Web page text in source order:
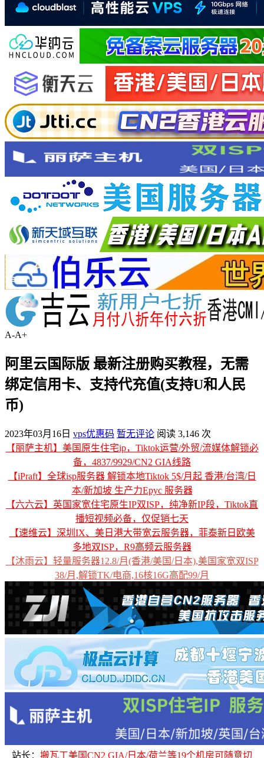
A-A+
阿里云国际版 最新注册购买教程，无需
绑定信用卡、支持代充值(支持U和人民
币)
2023年03月16日 vps优惠码 暂无评论 阅读 3,146 次
【丽萨主机】美国原生住宅ip，Tiktok运营/外贸/流媒体解锁必
备，4837/9929/CN2 GIA线路
【iPraft】全球isp服务器 解锁本地Tiktok 5$/月起 香港/台湾/日
本/新加坡 生产力Epyc 服务器
【六六云】英国家宽住宅原生IP双ISP，纯净新IP段，Tiktok直
播短视频必备，仅促销七天
【速维云】深圳IX、美日港大带宽云服务器，菲泰新日欧美
多地双ISP，R9高频云服务器
【沐雨云】轻量服务器12.8/月(香港/美国/日本),美国家宽双ISP
38/月,解锁TK/电商,16核16G高配99/月
站长： 搬瓦工美国CN2 GIA/日本/荷兰等19个机房可随意切